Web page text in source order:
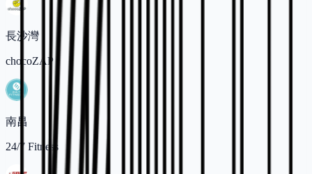
長沙灣
chocoZAP
南昌
24/7 Fitness